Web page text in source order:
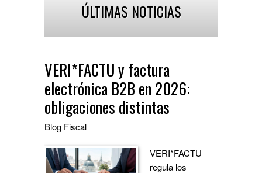
ÚLTIMAS NOTICIAS
VERI*FACTU y factura
electrónica B2B en 2026:
obligaciones distintas
Blog Fiscal
VERI*FACTU
regula los